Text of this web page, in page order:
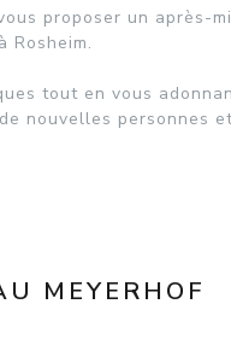
proposer un après-
Rosheim.
tout en vous
nouvelles personnes
MEYERHOF